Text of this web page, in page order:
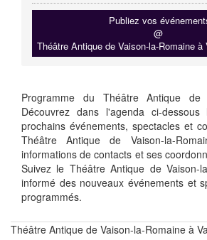
Publiez vos
@
Théâtre Antique de Vaison-la-Romaine à
Programme du Théâtre Antique de
Découvrez dans l'agenda ci-
prochains événements, spectacles et
Théâtre Antique de Vaison-la-
informations de contacts et ses
Suivez le Théâtre Antique de Vaison-
informé des nouveaux événements et
programmés.
Théâtre Antique de Vaison-la-Romaine à